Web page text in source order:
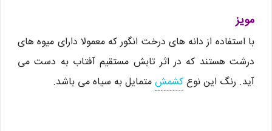
مویز
با استفاده از دانه های درخت انگور که معمولا دارای میوه های
درشت هستند که در اثر تابش مستقیم آفتاب به دست می
آید. رنگ این نوعکشمشمتمایل به سیاه می باشد.